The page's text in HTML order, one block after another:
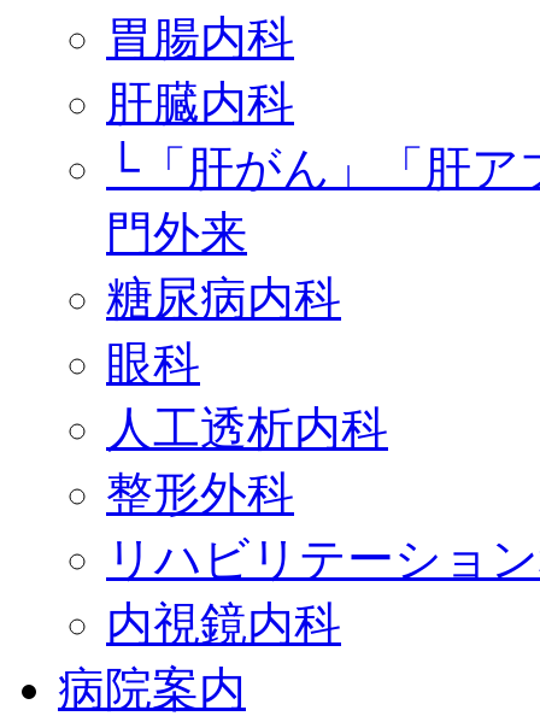
胃腸内科
肝臓内科
└「肝がん」「肝
門外来
糖尿病内科
眼科
人工透析内科
整形外科
リハビリテーショ
内視鏡内科
病院案内